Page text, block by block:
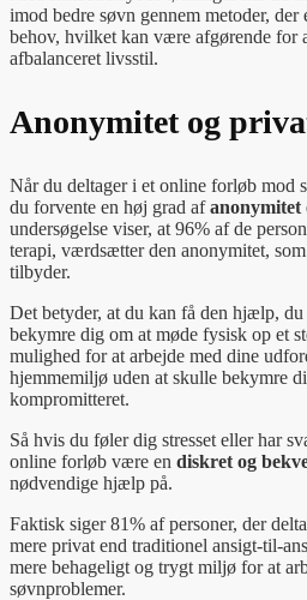
imod bedre søvn gennem metoder,
behov, hvilket kan være afgørende for
afbalanceret livsstil.
Anonymitet og
Når du deltager i et online forløb mod
du forvente en høj grad af
undersøgelse viser, at 96% af de
terapi, værdsætter den anonymitet,
tilbyder.
Det betyder, at du kan få den hjælp,
bekymre dig om at møde fysisk op et
mulighed for at arbejde med dine
hjemmemiljø uden at skulle bekymre
kompromitteret.
Så hvis du føler dig stresset eller har
online forløb være en diskret og
nødvendige hjælp på.
Faktisk siger 81% af personer, der
mere privat end traditionel ansigt-til-
mere behageligt og trygt miljø for at
søvnproblemer.